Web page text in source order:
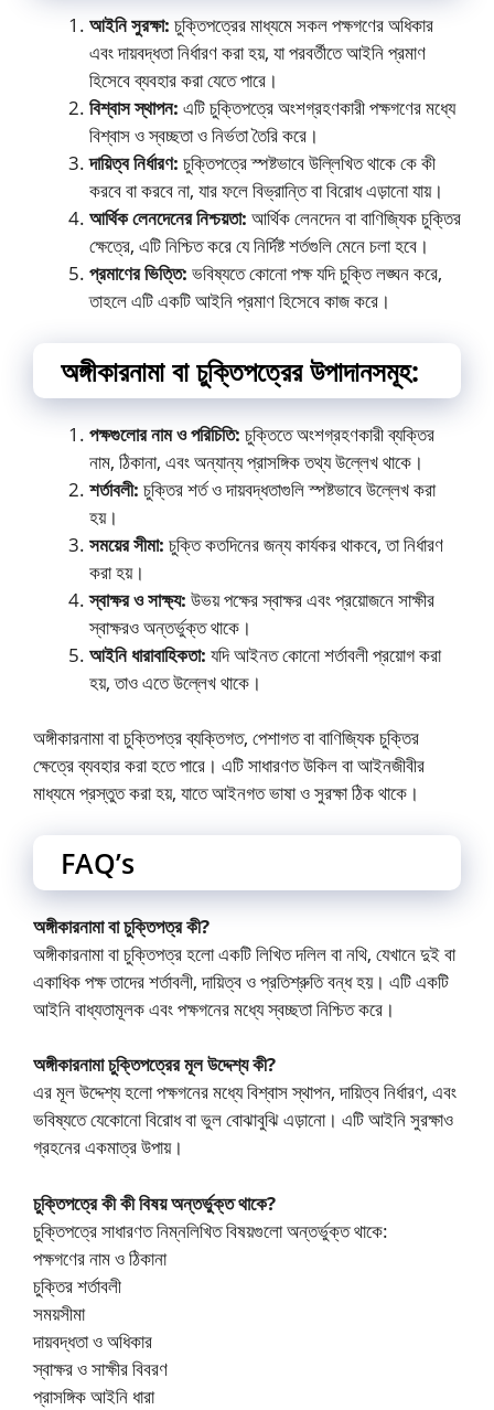
আইনি সুরক্ষা: চুক্তিপত্রের মাধ্যমে সকল পক্ষগণের অধিকার
এবং দায়বদ্ধতা নির্ধারণ করা হয়, যা পরবর্তীতে আইনি প্রমাণ
হিসেবে ব্যবহার করা যেতে পারে।
বিশ্বাস স্থাপন: এটি চুক্তিপত্রে অংশগ্রহণকারী পক্ষগণের মধ্যে
বিশ্বাস ও স্বচ্ছতা ও নির্ভতা তৈরি করে।
দায়িত্ব নির্ধারণ: চুক্তিপত্রে স্পষ্টভাবে উল্লিখিত থাকে কে কী
করবে বা করবে না, যার ফলে বিভ্রান্তি বা বিরোধ এড়ানো যায়।
আর্থিক লেনদেনের নিশ্চয়তা: আর্থিক লেনদেন বা বাণিজ্যিক চুক্তির
ক্ষেত্রে, এটি নিশ্চিত করে যে নির্দিষ্ট শর্তগুলি মেনে চলা হবে।
প্রমাণের ভিত্তি: ভবিষ্যতে কোনো পক্ষ যদি চুক্তি লঙ্ঘন করে,
তাহলে এটি একটি আইনি প্রমাণ হিসেবে কাজ করে।
অঙ্গীকারনামা বা চুক্তিপত্রের উপাদানসমূহ:
পক্ষগুলোর নাম ও পরিচিতি: চুক্তিতে অংশগ্রহণকারী ব্যক্তির
নাম, ঠিকানা, এবং অন্যান্য প্রাসঙ্গিক তথ্য উল্লেখ থাকে।
শর্তাবলী: চুক্তির শর্ত ও দায়বদ্ধতাগুলি স্পষ্টভাবে উল্লেখ করা
হয়।
সময়ের সীমা: চুক্তি কতদিনের জন্য কার্যকর থাকবে, তা নির্ধারণ
করা হয়।
স্বাক্ষর ও সাক্ষ্য: উভয় পক্ষের স্বাক্ষর এবং প্রয়োজনে সাক্ষীর
স্বাক্ষরও অন্তর্ভুক্ত থাকে।
আইনি ধারাবাহিকতা: যদি আইনত কোনো শর্তাবলী প্রয়োগ করা
হয়, তাও এতে উল্লেখ থাকে।
অঙ্গীকারনামা বা চুক্তিপত্র ব্যক্তিগত, পেশাগত বা বাণিজ্যিক চুক্তির
ক্ষেত্রে ব্যবহার করা হতে পারে। এটি সাধারণত উকিল বা আইনজীবীর
মাধ্যমে প্রস্তুত করা হয়, যাতে আইনগত ভাষা ও সুরক্ষা ঠিক থাকে।
FAQ’s
অঙ্গীকারনামা বা চুক্তিপত্র কী?
অঙ্গীকারনামা বা চুক্তিপত্র হলো একটি লিখিত দলিল বা নথি, যেখানে দুই বা
একাধিক পক্ষ তাদের শর্তাবলী, দায়িত্ব ও প্রতিশ্রুতি বন্ধ হয়। এটি একটি
আইনি বাধ্যতামূলক এবং পক্ষগনের মধ্যে স্বচ্ছতা নিশ্চিত করে।
অঙ্গীকারনামা চুক্তিপত্রের মূল উদ্দেশ্য কী?
এর মূল উদ্দেশ্য হলো পক্ষগনের মধ্যে বিশ্বাস স্থাপন, দায়িত্ব নির্ধারণ, এবং
ভবিষ্যতে যেকোনো বিরোধ বা ভুল বোঝাবুঝি এড়ানো। এটি আইনি সুরক্ষাও
গ্রহনের একমাত্র উপায়।
চুক্তিপত্রে কী কী বিষয় অন্তর্ভুক্ত থাকে?
চুক্তিপত্রে সাধারণত নিম্নলিখিত বিষয়গুলো অন্তর্ভুক্ত থাকে:
পক্ষগণের নাম ও ঠিকানা
চুক্তির শর্তাবলী
সময়সীমা
দায়বদ্ধতা ও অধিকার
স্বাক্ষর ও সাক্ষীর বিবরণ
প্রাসঙ্গিক আইনি ধারা